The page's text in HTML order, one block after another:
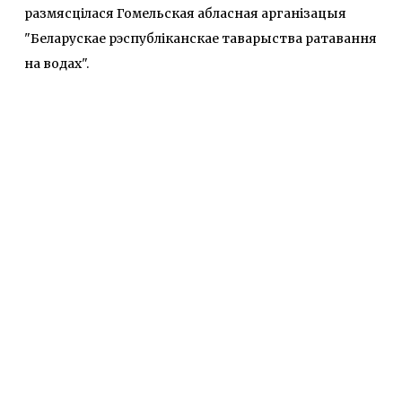
размясцілася Гомельская абласная арганізацыя
"Беларускае рэспубліканскае таварыства ратавання
на водах".